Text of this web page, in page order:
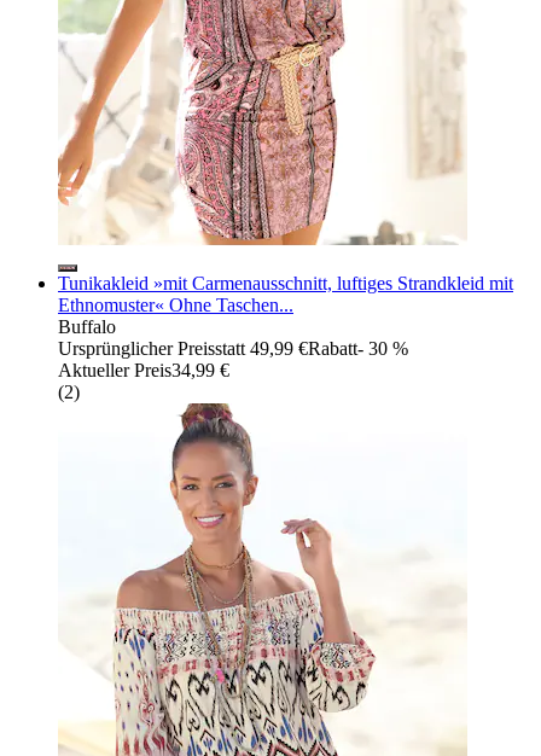
Tunikakleid »mit Carmenausschnitt, luftiges Strandkleid mit
Ethnomuster« Ohne Taschen...
Buffalo
Ursprünglicher Preisstatt 49,99 €Rabatt- 30 %
Aktueller Preis34,99 €
(2)